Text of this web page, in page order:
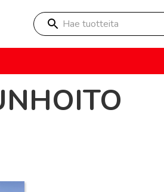
Hae tuotteita